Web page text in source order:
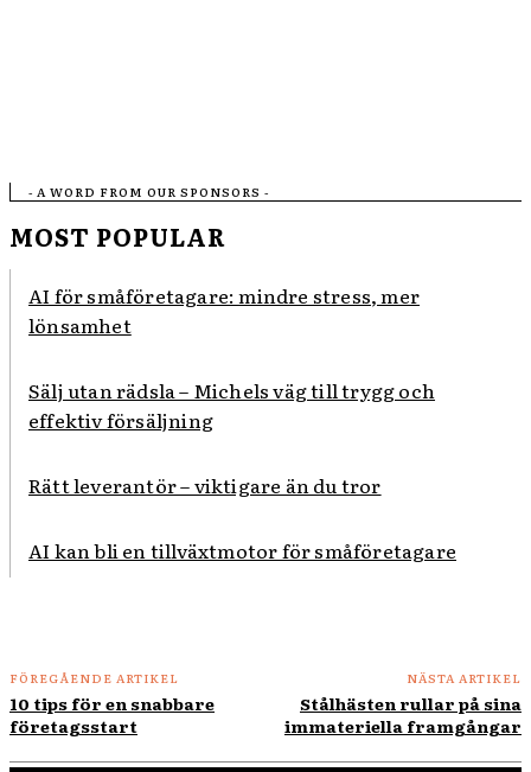
- A WORD FROM OUR SPONSORS -
MOST POPULAR
AI för småföretagare: mindre stress, mer
lönsamhet
Sälj utan rädsla – Michels väg till trygg och
effektiv försäljning
Rätt leverantör – viktigare än du tror
AI kan bli en tillväxtmotor för småföretagare
FÖREGÅENDE ARTIKEL
10 tips för en snabbare
företagsstart
NÄSTA ARTIKEL
Stålhästen rullar på sina
immateriella framgångar